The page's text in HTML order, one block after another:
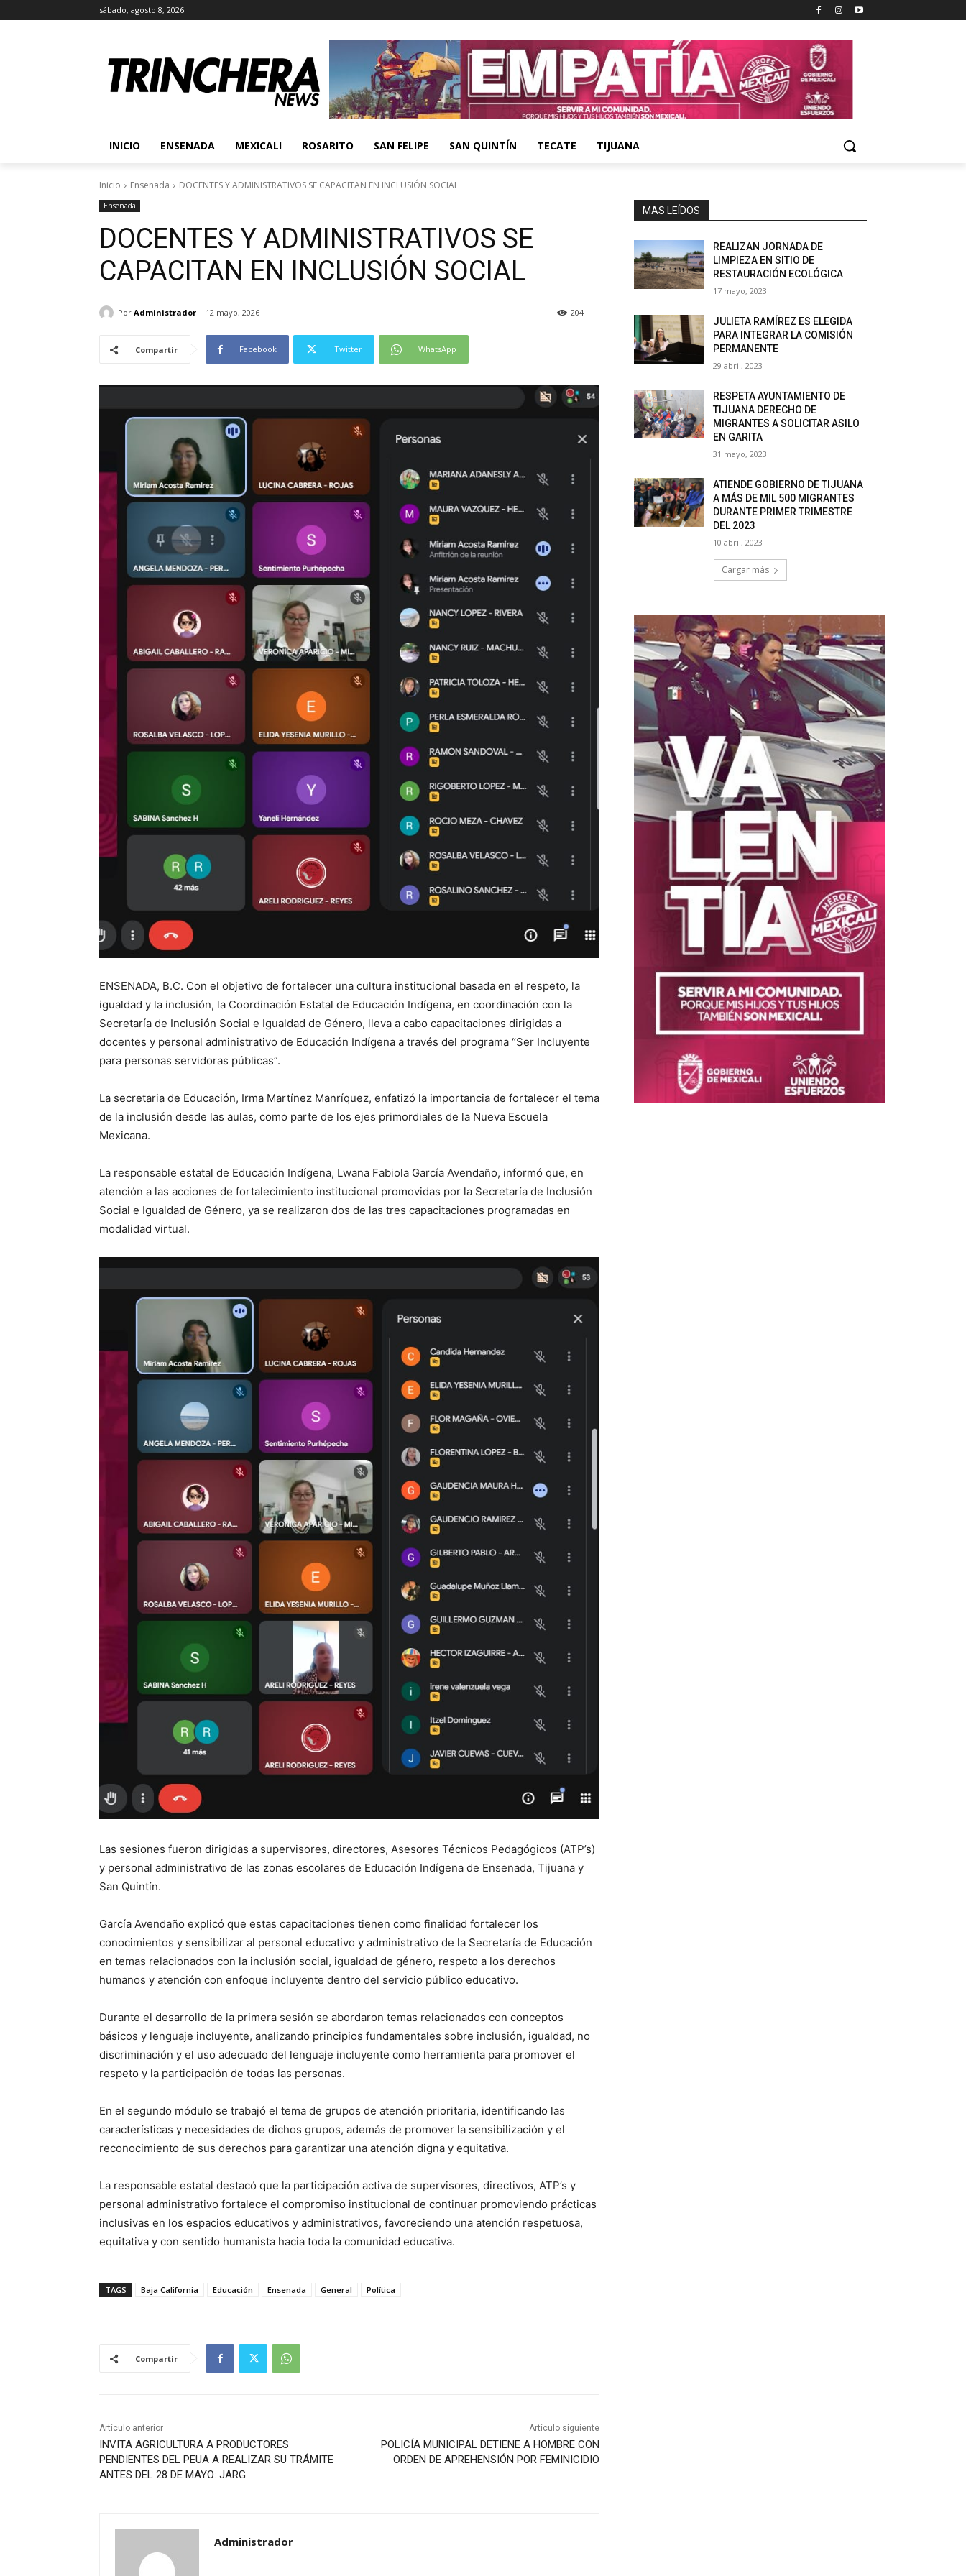
sábado, agosto 8, 2026
INICIO ENSENADA MEXICALI ROSARITO SAN FELIPE SAN QUINTÍN TECATE TIJUANA
Inicio Ensenada DOCENTES Y ADMINISTRATIVOS SE CAPACITAN EN INCLUSIÓN SOCIAL
Ensenada
DOCENTES Y ADMINISTRATIVOS SE
CAPACITAN EN INCLUSIÓN SOCIAL
Por Administrador 12 mayo, 2026 204
Compartir Facebook Twitter WhatsApp
ENSENADA, B.C. Con el objetivo de fortalecer una cultura institucional basada en el respeto, la
igualdad y la inclusión, la Coordinación Estatal de Educación Indígena, en coordinación con la
Secretaría de Inclusión Social e Igualdad de Género, lleva a cabo capacitaciones dirigidas a
docentes y personal administrativo de Educación Indígena a través del programa “Ser Incluyente
para personas servidoras públicas”.
La secretaria de Educación, Irma Martínez Manríquez, enfatizó la importancia de fortalecer el tema
de la inclusión desde las aulas, como parte de los ejes primordiales de la Nueva Escuela
Mexicana.
La responsable estatal de Educación Indígena, Lwana Fabiola García Avendaño, informó que, en
atención a las acciones de fortalecimiento institucional promovidas por la Secretaría de Inclusión
Social e Igualdad de Género, ya se realizaron dos de las tres capacitaciones programadas en
modalidad virtual.
Las sesiones fueron dirigidas a supervisores, directores, Asesores Técnicos Pedagógicos (ATP’s)
y personal administrativo de las zonas escolares de Educación Indígena de Ensenada, Tijuana y
San Quintín.
García Avendaño explicó que estas capacitaciones tienen como finalidad fortalecer los
conocimientos y sensibilizar al personal educativo y administrativo de la Secretaría de Educación
en temas relacionados con la inclusión social, igualdad de género, respeto a los derechos
humanos y atención con enfoque incluyente dentro del servicio público educativo.
Durante el desarrollo de la primera sesión se abordaron temas relacionados con conceptos
básicos y lenguaje incluyente, analizando principios fundamentales sobre inclusión, igualdad, no
discriminación y el uso adecuado del lenguaje incluyente como herramienta para promover el
respeto y la participación de todas las personas.
En el segundo módulo se trabajó el tema de grupos de atención prioritaria, identificando las
características y necesidades de dichos grupos, además de promover la sensibilización y el
reconocimiento de sus derechos para garantizar una atención digna y equitativa.
La responsable estatal destacó que la participación activa de supervisores, directivos, ATP’s y
personal administrativo fortalece el compromiso institucional de continuar promoviendo prácticas
inclusivas en los espacios educativos y administrativos, favoreciendo una atención respetuosa,
equitativa y con sentido humanista hacia toda la comunidad educativa.
TAGS Baja California Educación Ensenada General Política
Compartir
Artículo anterior
INVITA AGRICULTURA A PRODUCTORES
PENDIENTES DEL PEUA A REALIZAR SU TRÁMITE
ANTES DEL 28 DE MAYO: JARG
Artículo siguiente
POLICÍA MUNICIPAL DETIENE A HOMBRE CON
ORDEN DE APREHENSIÓN POR FEMINICIDIO
Administrador
MAS LEÍDOS
REALIZAN JORNADA DE
LIMPIEZA EN SITIO DE
RESTAURACIÓN ECOLÓGICA
17 mayo, 2023
JULIETA RAMÍREZ ES ELEGIDA
PARA INTEGRAR LA COMISIÓN
PERMANENTE
29 abril, 2023
RESPETA AYUNTAMIENTO DE
TIJUANA DERECHO DE
MIGRANTES A SOLICITAR ASILO
EN GARITA
31 mayo, 2023
ATIENDE GOBIERNO DE TIJUANA
A MÁS DE MIL 500 MIGRANTES
DURANTE PRIMER TRIMESTRE
DEL 2023
10 abril, 2023
Cargar más